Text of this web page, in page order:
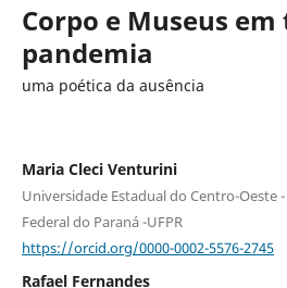
Corpo e Museus
pandemia
uma poética da ausência
Maria Cleci Venturini
Universidade Estadual do Centro-
Federal do Paraná -UFPR
https://orcid.org/0000-0002-5576-2745
Rafael Fernandes